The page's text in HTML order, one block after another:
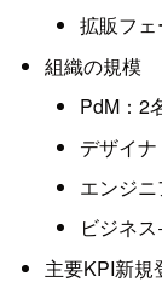
拡販フ
組織の規模
PdM：2
デザイナ
エンジ
ビジネ
主要KPI新規